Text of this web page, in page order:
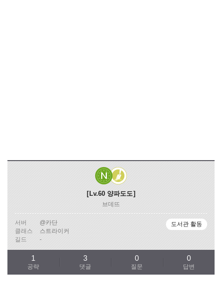
Lv.60 양파도도
브데뜨
서버
@카단
클래스
스트라이커
길드
-
도서관 활동
공략
1
댓글
3
질문
0
답변
0